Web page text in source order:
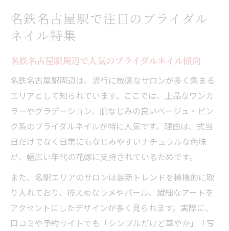
注目のサロンで体験できる最新ブライダル
ネイル
口コミで話題のブライダルネイルが名駅で
人気の理由
ブライダルネイル選びで花嫁が知っておきたい
最新情報
花嫁必見のブライダルネイル選びのコツと
失敗しないブライダルネイルカラー選びの
秘訣
マナーも大切にしたいブライダルネイルの
名鉄名古屋駅で注目のブライダル
ネイル特集
名鉄名古屋駅周辺で人気のブライダルネイル傾向
名鉄名古屋駅周辺は、流行に敏感なサロンが多く集まる
エリアとして知られています。ここでは、上品なワンカ
ラーやグラデーション、肌なじみの良いベージュ・ピン
ク系のブライダルネイルが特に人気です。理由は、式当
日だけでなく日常にもなじみやすいナチュラルな色味
が、幅広い年代の花嫁に支持されているためです。
また、名駅エリアのサロンは最新トレンドを積極的に取
り入れており、控えめなラメやパール、繊細なアートを
アクセントにしたデザインが多く見られます。実際に、
口コミや予約サイトでも「シンプルだけど華やか」「写